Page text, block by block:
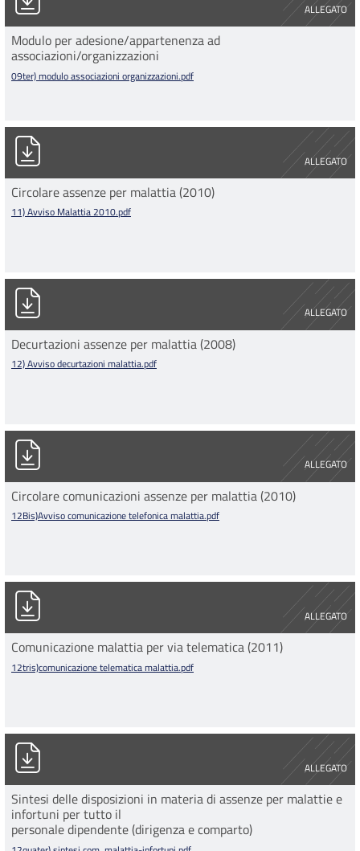
ALLEGATO
Modulo per adesione/appartenenza ad
associazioni/organizzazioni
09ter) modulo associazioni organizzazioni.pdf
ALLEGATO
11) Avviso Malattia 2010.pdf
Circolare assenze per malattia (2010)
11) Avviso Malattia 2010.pdf
ALLEGATO
12) Avviso decurtazioni malattia.pdf
Decurtazioni assenze per malattia (2008)
12) Avviso decurtazioni malattia.pdf
ALLEGATO
12Bis)Avviso comunicazione telefonica malattia.pdf
Circolare comunicazioni assenze per malattia (2010)
12Bis)Avviso comunicazione telefonica malattia.pdf
ALLEGATO
12tris)comunicazione telematica malattia.pdf
Comunicazione malattia per via telematica (2011)
12tris)comunicazione telematica malattia.pdf
ALLEGATO
12quater) sintesi com. malattia-infortuni.pdf
Sintesi delle disposizioni in materia di assenze per malattie e
infortuni per tutto il
personale dipendente (dirigenza e comparto)